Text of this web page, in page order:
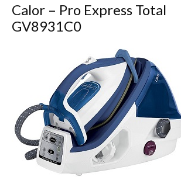
Calor – Pro Express Total
GV8931C0